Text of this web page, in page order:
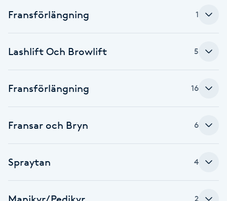
Fransk manikyr
Friskvård
Friskvårdsmassage
Funktionsanalys
Fransförlängning 1
Lashlift Och Browlift 5
Fransförlängning 16
Fransar och Bryn 6
Spraytan 4
2